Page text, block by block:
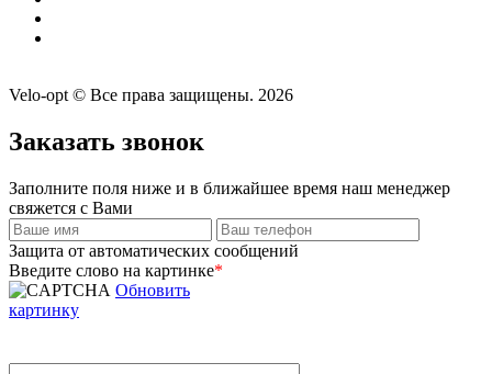
Velo-opt © Все права защищены. 2026
Заказать звонок
Заполните поля ниже и в ближайшее время наш менеджер
свяжется с Вами
Защита от автоматических сообщений
Введите слово на картинке*
Обновить
картинку